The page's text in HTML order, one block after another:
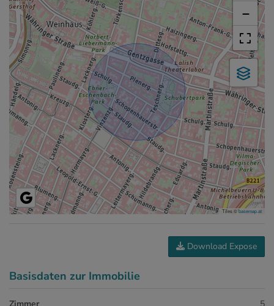
−
Tiles ©basemap.at
Download Expose
Basisdaten zur Immobilie
Zimmer 5